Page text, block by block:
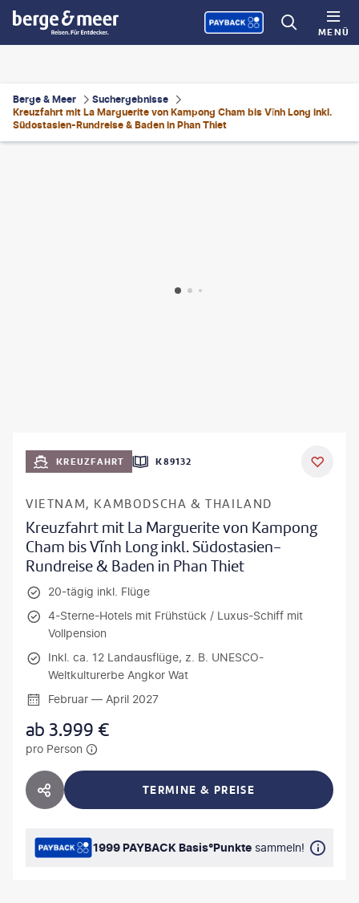
MENÜ
Berge & Meer
Suchergebnisse
Kreuzfahrt mit La Marguerite von Kampong Cham bis Vĩnh Long inkl.
Südostasien-Rundreise & Baden in Phan Thiet
KREUZFAHRT K89132
VIETNAM, KAMBODSCHA & THAILAND
Kreuzfahrt mit La Marguerite von Kampong
Cham bis Vĩnh Long inkl. Südostasien-
Rundreise & Baden in Phan Thiet
20-tägig inkl. Flüge
4-Sterne-Hotels mit Frühstück / Luxus-Schiff mit
Vollpension
Inkl. ca. 12 Landausflüge, z. B. UNESCO-
Weltkulturerbe Angkor Wat
Februar — April 2027
ab3.999 €
pro Person
HOTEL TEILEN TERMINE & PREISE
1999 PAYBACK Basis°Punkte sammeln!